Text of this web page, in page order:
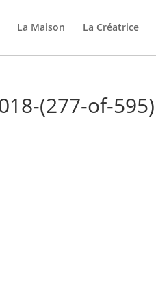
La Maison La Créatrice
(277-of-595)